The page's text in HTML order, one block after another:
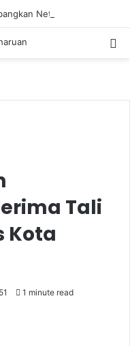
Tali
Kota
51 1 minute read